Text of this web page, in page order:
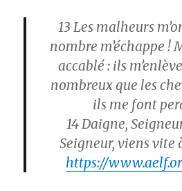
13 Les malheurs
nombre m’échappe !
accablé : ils
nombreux que les
ils me font
14 Daigne,
Seigneur, viens vite
https://